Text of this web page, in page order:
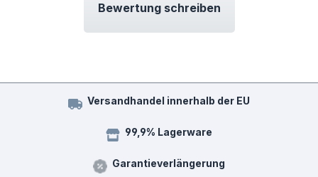
Bewertung schreiben
Versandhandel innerhalb der EU
99,9% Lagerware
Garantieverlängerung